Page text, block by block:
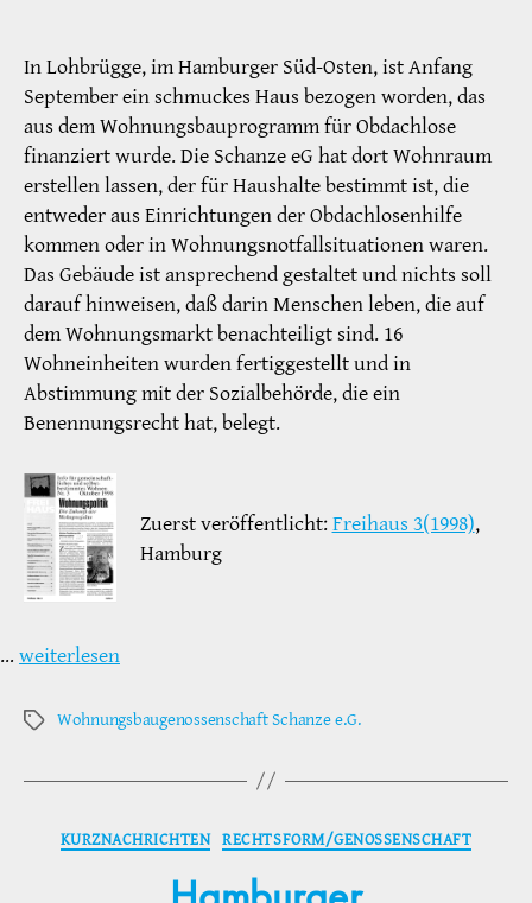
In Lohbrügge, im Hamburger Süd-Osten, ist Anfang
September ein schmuckes Haus bezogen worden, das
aus dem Wohnungsbauprogramm für Obdachlose
finanziert wurde. Die Schanze eG hat dort Wohnraum
erstellen lassen, der für Haushalte bestimmt ist, die
entweder aus Einrichtungen der Obdachlosenhilfe
kommen oder in Wohnungsnotfallsituationen waren.
Das Gebäude ist ansprechend gestaltet und nichts soll
darauf hinweisen, daß darin Menschen leben, die auf
dem Wohnungsmarkt benachteiligt sind. 16
Wohneinheiten wurden fertiggestellt und in
Abstimmung mit der Sozialbehörde, die ein
Benennungsrecht hat, belegt.
Zuerst veröffentlicht:Freihaus 3(1998),
Hamburg
… weiterlesen
Schlagwörter
Wohnungsbaugenossenschaft Schanze e.G.
Kategorien
KURZNACHRICHTEN RECHTSFORM/GENOSSENSCHAFT